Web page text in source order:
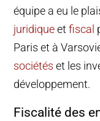
équipe a eu le
juridiqueetfiscal
Paris et à
sociétés et les
développement.
Fiscalité des